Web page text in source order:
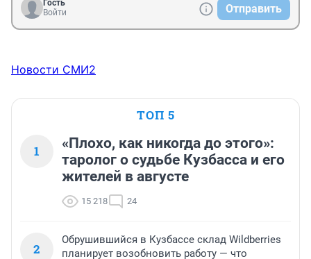
Гость
Войти
Отправить
Новости СМИ2
ТОП 5
1
«Плохо, как никогда до этого»:
таролог о судьбе Кузбасса и его
жителей в августе
15 218 24
2
Обрушившийся в Кузбассе склад Wildberries
планирует возобновить работу — что